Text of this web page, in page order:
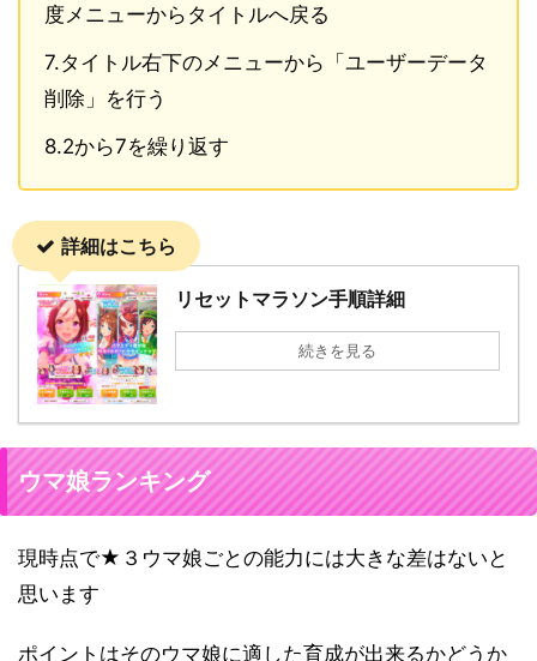
度メニューからタイトルへ戻る
7.タイトル右下のメニューから「ユーザーデータ
削除」を行う
8.2から7を繰り返す
詳細はこちら
リセットマラソン手順詳細
続きを見る
ウマ娘ランキング
現時点で★３ウマ娘ごとの能力には大きな差はないと
思います
ポイントはそのウマ娘に適した育成が出来るかどうか